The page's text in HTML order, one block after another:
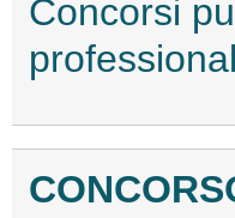
Concorsi